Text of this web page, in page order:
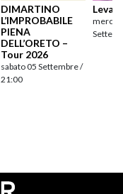
DIMARTINO
L’IMPROBABILE
PIENA
DELL’ORETO –
Tour 2026
sabato 05 Settembre /
21:00